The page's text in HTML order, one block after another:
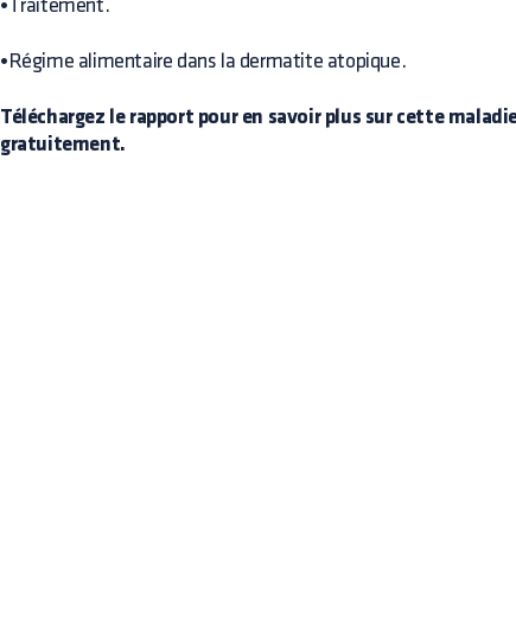
•Traitement.
• Régime alimentaire dans la dermatite atopique.
Téléchargez le rapport pour en savoir plus sur cette
gratuitement.